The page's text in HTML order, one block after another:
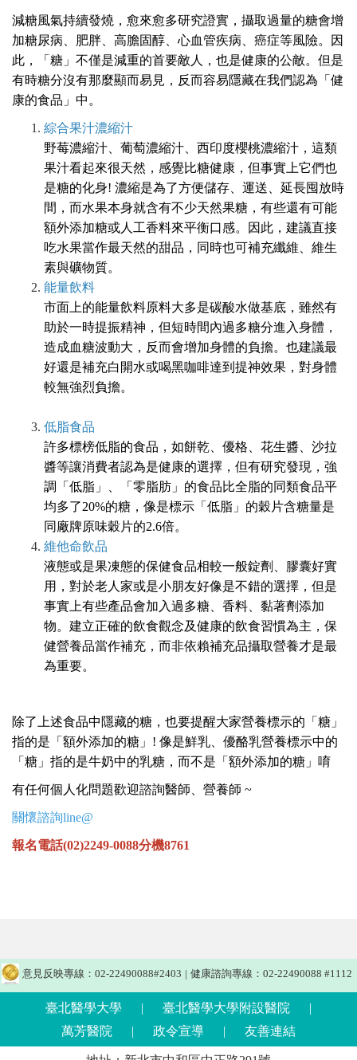
減糖風氣持續發燒，愈來愈多研究證實，攝取過量的糖會增
加糖尿病、肥胖、高膽固醇、心血管疾病、癌症等風險。因
此，「糖」不僅是減重的首要敵人，也是健康的公敵。但是
有時糖分沒有那麼顯而易見，反而容易隱藏在我們認為「健
康的食品」中。
綜合果汁濃縮汁
野莓濃縮汁、葡萄濃縮汁、西印度櫻桃濃縮汁，這類
果汁看起來很天然，感覺比糖健康，但事實上它們也
是糖的化身! 濃縮是為了方便儲存、運送、延長囤放時
間，而水果本身就含有不少天然果糖，有些還有可能
額外添加糖或人工香料來平衡口感。因此，建議直接
吃水果當作最天然的甜品，同時也可補充纖維、維生
素與礦物質。
能量飲料
市面上的能量飲料原料大多是碳酸水做基底，雖然有
助於一時提振精神，但短時間內過多糖分進入身體，
造成血糖波動大，反而會增加身體的負擔。也建議最
好還是補充白開水或喝黑咖啡達到提神效果，對身體
較無強烈負擔。
低脂食品
許多標榜低脂的食品，如餅乾、優格、花生醬、沙拉
醬等讓消費者認為是健康的選擇，但有研究發現，強
調「低脂」、「零脂肪」的食品比全脂的同類食品平
均多了20%的糖，像是標示「低脂」的穀片含糖量是
同廠牌原味穀片的2.6倍。
維他命飲品
液態或是果凍態的保健食品相較一般錠劑、膠囊好實
用，對於老人家或是小朋友好像是不錯的選擇，但是
事實上有些產品會加入過多糖、香料、黏著劑添加
物。建立正確的飲食觀念及健康的飲食習慣為主，保
健營養品當作補充，而非依賴補充品攝取營養才是最
為重要。
除了上述食品中隱藏的糖，也要提醒大家營養標示的「糖」
指的是「額外添加的糖」! 像是鮮乳、優酪乳營養標示中的
「糖」指的是牛奶中的乳糖，而不是「額外添加的糖」唷
有任何個人化問題歡迎諮詢醫師、營養師 ~
關懷諮詢line@
報名電話(02)2249-0088分機8761
意見反映專線：02-22490088#2403 | 健康諮詢專線：02-22490088 #1112
臺北醫學大學 | 臺北醫學大學附設醫院
|
萬芳醫院
| 政令宣導 | 友善連結